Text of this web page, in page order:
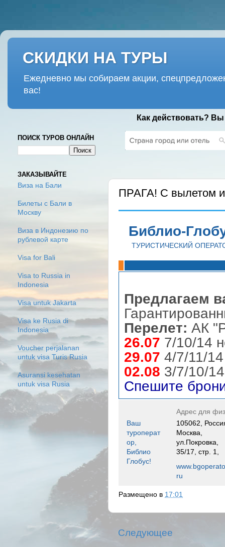
СКИДКИ НА ТУРЫ
Ежедневно мы собираем акции,
вас!
Как действовать?
ПРАГА! С вылетом
Библио-
ТУРИСТИЧЕСКИЙ
Предлагаем
Перелет: АК
26.07 7/10/14
29.07 4/7/11/
02.08 3/7/10/
Спешите
Адрес для
Ваш
туроперат
ор,
Библио
Глобус!
105062,
Москва,
ул.Покровка,
35/17, стр. 1,
ru
Размещено в 17:01
Следующее
ПОИСК ТУРОВ ОНЛАЙН
ЗАКАЗЫВАЙТЕ
Виза на Бали
Билеты с Бали в
Москву
Виза в Индонезию по
рублевой карте
Visa for Bali
Visa to Russia in
Indonesia
Visa untuk Jakarta
Visa ke Rusia di
Indonesia
Voucher perjalanan
untuk visa Turis Rusia
Asuransi kesehatan
untuk visa Rusia